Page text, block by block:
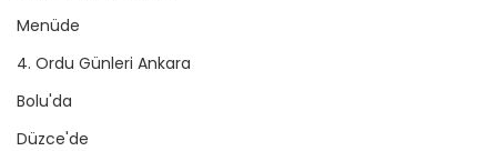
Menüde
4. Ordu Günleri Ankara
Bolu'da
Düzce'de